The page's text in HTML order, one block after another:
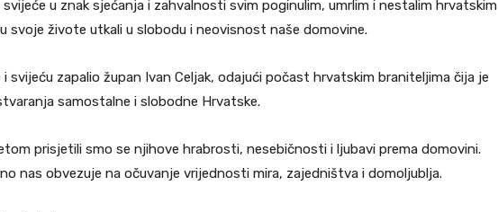
svijeće u znak sjećanja i zahvalnosti svim poginulim, umrlim i nestalim hrvatskim
svoje živote utkali u slobodu i neovisnost naše domovine.
svijeću zapalio župan Ivan Celjak, odajući počast hrvatskim braniteljima čija je
samostalne i slobodne Hrvatske.
prisjetili smo se njihove hrabrosti, nesebičnosti i ljubavi prema domovini.
nas obvezuje na očuvanje vrijednosti mira, zajedništva i domoljublja.